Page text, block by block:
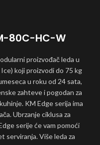
80C-HC-W
proizvođač leda u
koji proizvodi do 75 kg
u roku od 24 sata,
zahteve i pogodan za
KM Edge serija ima
Ubrzanje ciklusa za
serije će vam pomoći
serviranja. Više leda za